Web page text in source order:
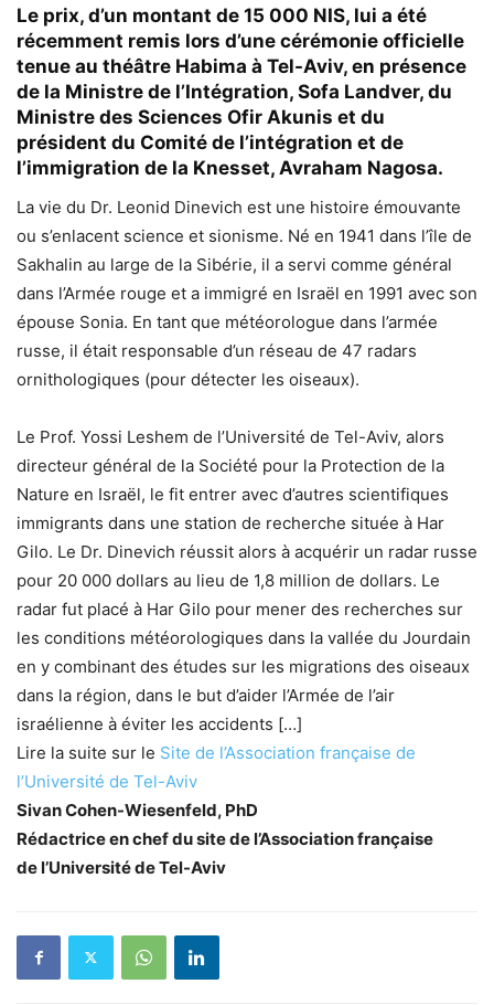
Le prix, d’un montant de 15 000 NIS, lui a été
récemment remis lors d’une cérémonie officielle
tenue au théâtre Habima à Tel-Aviv, en présence
de la Ministre de l’Intégration, Sofa Landver, du
Ministre des Sciences Ofir Akunis et du
président du Comité de l’intégration et de
l’immigration de la Knesset, Avraham Nagosa.
La vie du Dr. Leonid Dinevich est une histoire émouvante
ou s’enlacent science et sionisme. Né en 1941 dans l’île de
Sakhalin au large de la Sibérie, il a servi comme général
dans l’Armée rouge et a immigré en Israël en 1991 avec son
épouse Sonia. En tant que météorologue dans l’armée
russe, il était responsable d’un réseau de 47 radars
ornithologiques (pour détecter les oiseaux).
Le Prof. Yossi Leshem de l’Université de Tel-Aviv, alors
directeur général de la Société pour la Protection de la
Nature en Israël, le fit entrer avec d’autres scientifiques
immigrants dans une station de recherche située à Har
Gilo. Le Dr. Dinevich réussit alors à acquérir un radar russe
pour 20 000 dollars au lieu de 1,8 million de dollars. Le
radar fut placé à Har Gilo pour mener des recherches sur
les conditions météorologiques dans la vallée du Jourdain
en y combinant des études sur les migrations des oiseaux
dans la région, dans le but d’aider l’Armée de l’air
israélienne à éviter les accidents […]
Lire la suite sur le Site de l’Association française de
l’Université de Tel-Aviv
Sivan Cohen-Wiesenfeld, PhD
Rédactrice en chefdu sitede l’Association française
de l’Université de Tel-Aviv